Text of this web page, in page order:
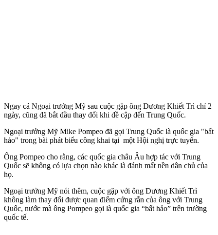
Ngay cả Ngoại trưởng Mỹ sau cuộc gặp ông Dương Khiết Trì chỉ 2
ngày, cũng đã bắt đầu thay đổi khi đề cập đến Trung Quốc.
Ngoại trưởng Mỹ Mike Pompeo đã gọi Trung Quốc là quốc gia "bất
hảo" trong bài phát biểu công khai tại một Hội nghị trực tuyến.
Ông Pompeo cho rằng, các quốc gia châu Âu hợp tác với Trung
Quốc sẽ không có lựa chọn nào khác là đánh mất nền dân chủ của
họ.
Ngoại trưởng Mỹ nói thêm, cuộc gặp với ông Dương Khiết Trì
không làm thay đổi được quan điểm cứng rắn của ông với Trung
Quốc, nước mà ông Pompeo gọi là quốc gia “bất hảo” trên trường
quốc tế.